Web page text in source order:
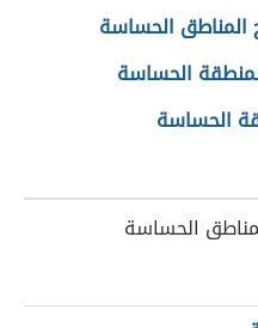
الحساسة
الحساسة
الحساسة